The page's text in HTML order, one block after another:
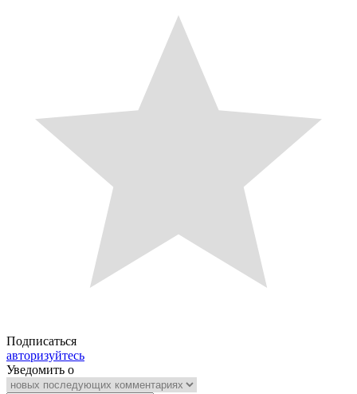
Подписаться
авторизуйтесь
Уведомить о